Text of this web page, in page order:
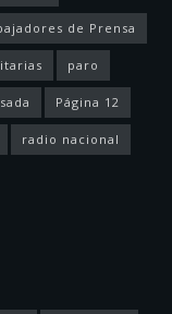
de Prensa
paro
Página 12
radio nacional